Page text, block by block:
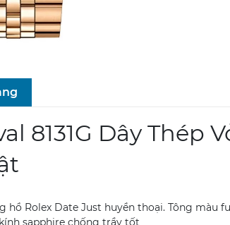
8131G Dây Thép
Rolex Date Just huyền thoại. Tông màu
sapphire chống trầy tốt